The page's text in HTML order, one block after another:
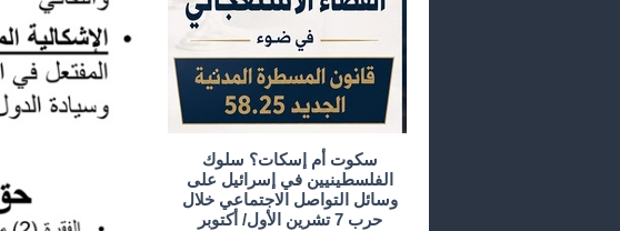
سكوت أم إسكات؟ سلوك
الفلسطينيين في إسرائيل على
وسائل التواصل الاجتماعي خلال
حرب 7 تشرين الأول/ أكتوبر